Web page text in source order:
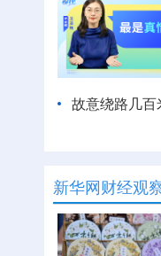
故意绕路几
新华网财经观